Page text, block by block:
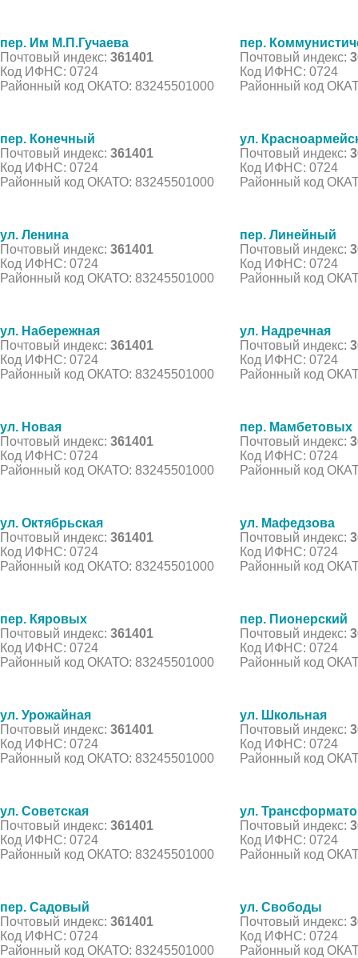
пер. Им М.П.Гучаева
Почтовый индекс: 361401
Код ИФНС: 0724
Районный код ОКАТО: 83245501000
пер.
Почтовый индекс:
Код ИФНС: 0724
Районный код
пер. Конечный
Почтовый индекс: 361401
Код ИФНС: 0724
Районный код ОКАТО: 83245501000
ул.
Почтовый индекс:
Код ИФНС: 0724
Районный код
ул. Ленина
Почтовый индекс: 361401
Код ИФНС: 0724
Районный код ОКАТО: 83245501000
пер. Линейный
Почтовый индекс:
Код ИФНС: 0724
Районный код
ул. Набережная
Почтовый индекс: 361401
Код ИФНС: 0724
Районный код ОКАТО: 83245501000
ул. Надречная
Почтовый индекс:
Код ИФНС: 0724
Районный код
ул. Новая
Почтовый индекс: 361401
Код ИФНС: 0724
Районный код ОКАТО: 83245501000
пер. Мамбетовых
Почтовый индекс:
Код ИФНС: 0724
Районный код
ул. Октябрьская
Почтовый индекс: 361401
Код ИФНС: 0724
Районный код ОКАТО: 83245501000
ул. Мафедзова
Почтовый индекс:
Код ИФНС: 0724
Районный код
пер. Кяровых
Почтовый индекс: 361401
Код ИФНС: 0724
Районный код ОКАТО: 83245501000
пер. Пионерский
Почтовый индекс:
Код ИФНС: 0724
Районный код
ул. Урожайная
Почтовый индекс: 361401
Код ИФНС: 0724
Районный код ОКАТО: 83245501000
ул. Школьная
Почтовый индекс:
Код ИФНС: 0724
Районный код
ул. Советская
Почтовый индекс: 361401
Код ИФНС: 0724
Районный код ОКАТО: 83245501000
ул.
Почтовый индекс:
Код ИФНС: 0724
Районный код
пер. Садовый
Почтовый индекс: 361401
Код ИФНС: 0724
Районный код ОКАТО: 83245501000
ул. Свободы
Почтовый индекс:
Код ИФНС: 0724
Районный код